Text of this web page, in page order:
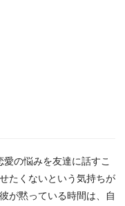
の悩みを友達に話すこ
たくないという気持ちが
が黙っている時間は、自